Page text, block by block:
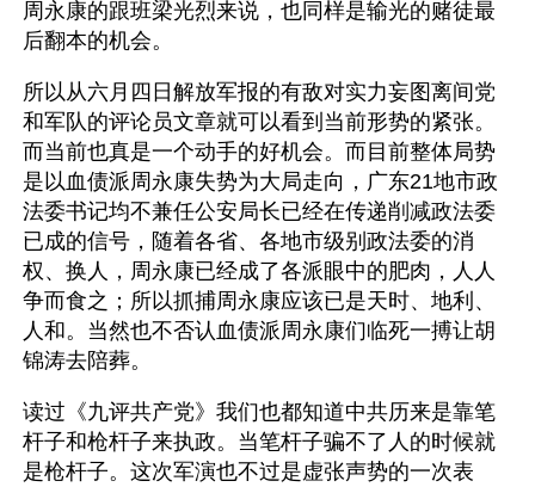
周永康的跟班梁光烈来说，也同样是输光的赌徒最
后翻本的机会。
所以从六月四日解放军报的有敌对实力妄图离间党
和军队的评论员文章就可以看到当前形势的紧张。
而当前也真是一个动手的好机会。而目前整体局势
是以血债派周永康失势为大局走向，广东21地市政
法委书记均不兼任公安局长已经在传递削减政法委
已成的信号，随着各省、各地市级别政法委的消
权、换人，周永康已经成了各派眼中的肥肉，人人
争而食之；所以抓捕周永康应该已是天时、地利、
人和。当然也不否认血债派周永康们临死一搏让胡
锦涛去陪葬。
读过《九评共产党》我们也都知道中共历来是靠笔
杆子和枪杆子来执政。当笔杆子骗不了人的时候就
是枪杆子。这次军演也不过是虚张声势的一次表